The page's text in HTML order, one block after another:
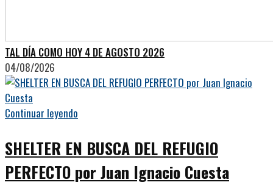
TAL DÍA COMO HOY 4 DE AGOSTO 2026
04/08/2026
Continuar leyendo
SHELTER EN BUSCA DEL REFUGIO
PERFECTO por Juan Ignacio Cuesta